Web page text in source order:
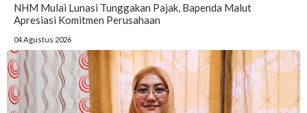
NHM Mulai Lunasi Tunggakan Pajak, Bapenda Malut
Apresiasi Komitmen Perusahaan
04 Agustus 2026